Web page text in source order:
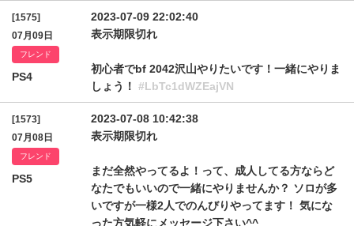
[1575]
07月09日
フレンド
PS4
2023-07-09 22:02:40
表示期限切れ
初心者でbf 2042沢山やりたいです！一緒にやりま
しょう！ #LbTc1dWZEajVN
[1573]
07月08日
フレンド
PS5
2023-07-08 10:42:38
表示期限切れ
まだ全然やってるよ！って、成人してる方ならど
なたでもいいので一緒にやりませんか？ ソロが多
いですが一様2人でのんびりやってます！ 気にな
った方気軽にメッセージ下さい^^